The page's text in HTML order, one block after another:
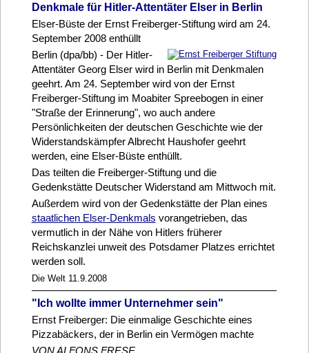
Denkmale für Hitler-Attentäter Elser in Berlin
Elser-Büste der Ernst Freiberger-Stiftung wird am 24.
September 2008 enthüllt
Berlin (dpa/bb) - Der Hitler-
Attentäter Georg Elser wird in Berlin mit Denkmalen
geehrt. Am 24. September wird von der Ernst
Freiberger-Stiftung im Moabiter Spreebogen in einer
"Straße der Erinnerung", wo auch andere
Persönlichkeiten der deutschen Geschichte wie der
Widerstandskämpfer Albrecht Haushofer geehrt
werden, eine Elser-Büste enthüllt.
Das teilten die Freiberger-Stiftung und die
Gedenkstätte Deutscher Widerstand am Mittwoch mit.
Außerdem wird von der Gedenkstätte der Plan eines
staatlichen Elser-Denkmals vorangetrieben, das
vermutlich in der Nähe von Hitlers früherer
Reichskanzlei unweit des Potsdamer Platzes errichtet
werden soll.
Die Welt 11.9.2008
"Ich wollte immer Unternehmer sein"
Ernst Freiberger: Die einmalige Geschichte eines
Pizzabäckers, der in Berlin ein Vermögen machte